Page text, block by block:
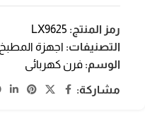
رمز المنتج: LX9625
التصنيفات: اجهزة المطبخ
الوسم: فرن كهربائى
مشاركة: